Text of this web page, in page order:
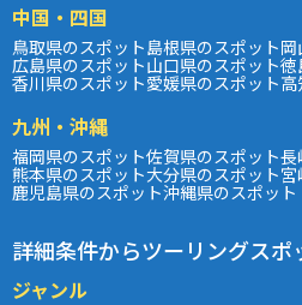
中国・四国
鳥取県のスポット島根県のスポット岡
広島県のスポット山口県のスポット徳
香川県のスポット愛媛県のスポット高
九州・沖縄
福岡県のスポット佐賀県のスポット長
熊本県のスポット大分県のスポット宮
鹿児島県のスポット沖縄県のスポット
詳細条件からツーリングスポ
ジャンル